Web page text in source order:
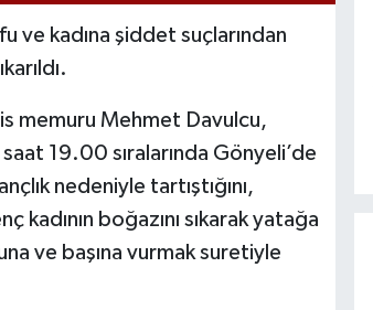
ve kadına şiddet suçlarından
memuru Mehmet Davulcu,
19.00 sıralarında Gönyeli’de
nedeniyle tartıştığını,
kadının boğazını sıkarak yatağa
ve başına vurmak suretiyle